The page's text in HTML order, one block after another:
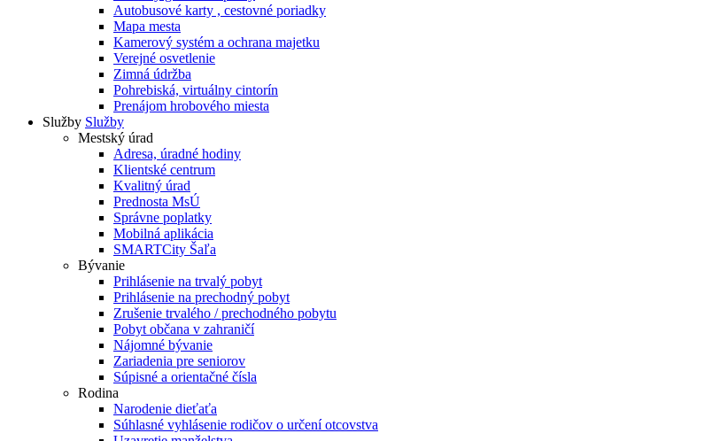
Autobusové karty , cestovné poriadky
Mapa mesta
Kamerový systém a ochrana majetku
Verejné osvetlenie
Zimná údržba
Pohrebiská, virtuálny cintorín
Prenájom hrobového miesta
Služby Služby
Mestský úrad
Adresa, úradné hodiny
Klientské centrum
Kvalitný úrad
Prednosta MsÚ
Správne poplatky
Mobilná aplikácia
SMARTCity Šaľa
Bývanie
Prihlásenie na trvalý pobyt
Prihlásenie na prechodný pobyt
Zrušenie trvalého / prechodného pobytu
Pobyt občana v zahraničí
Nájomné bývanie
Zariadenia pre seniorov
Súpisné a orientačné čísla
Rodina
Narodenie dieťaťa
Súhlasné vyhlásenie rodičov o určení otcovstva